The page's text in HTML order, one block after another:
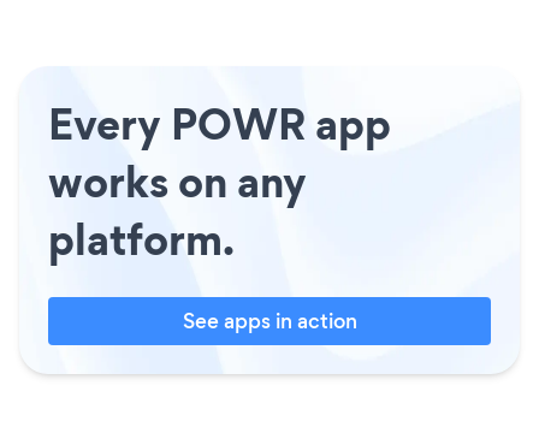
Every POWR app
works on any
platform.
See apps in action